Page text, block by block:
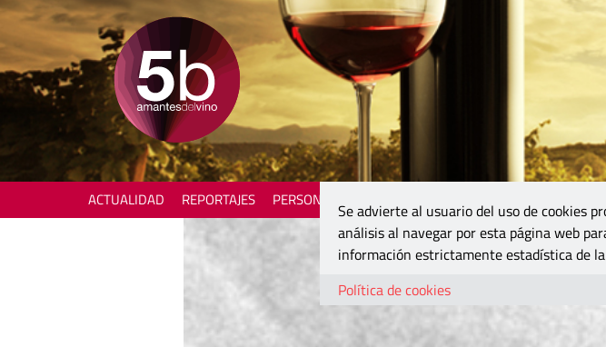
ACTUALIDAD REPORTAJES PERSONAJES
Se advierte al usuario del uso de cookies
análisis al navegar por esta página web
información estrictamente estadística de
Política de cookies